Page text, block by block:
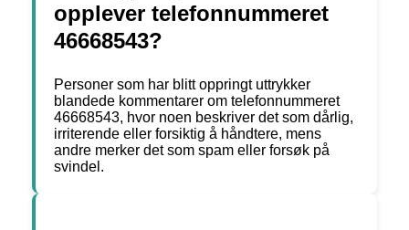
opplever telefonnummeret
46668543?
Personer som har blitt oppringt uttrykker
blandede kommentarer om telefonnummeret
46668543, hvor noen beskriver det som dårlig,
irriterende eller forsiktig å håndtere, mens
andre merker det som spam eller forsøk på
svindel.